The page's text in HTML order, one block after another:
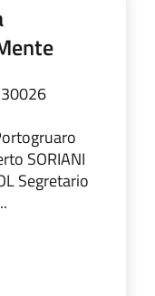
SORIANI
Segretario